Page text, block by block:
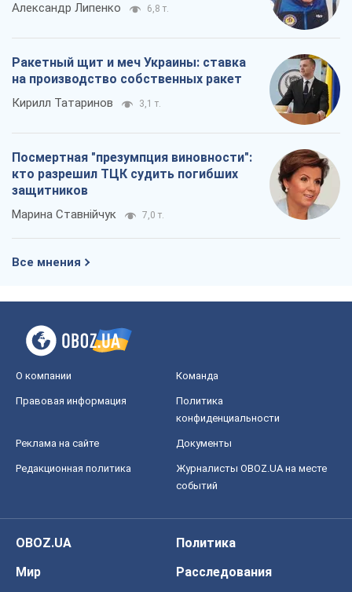
Александр Липенко 6,8 т.
Ракетный щит и меч Украины: ставка
на производство собственных ракет
Кирилл Татаринов 3,1 т.
Посмертная "презумпция виновности":
кто разрешил ТЦК судить погибших
защитников
Марина Ставнійчук 7,0 т.
Все мнения
О компании Команда
Правовая информация
Политика
конфиденциальности
Реклама на сайте Документы
Редакционная политика
Журналисты OBOZ.UA на месте
событий
OBOZ.UA
Политика
Мир
Расследования